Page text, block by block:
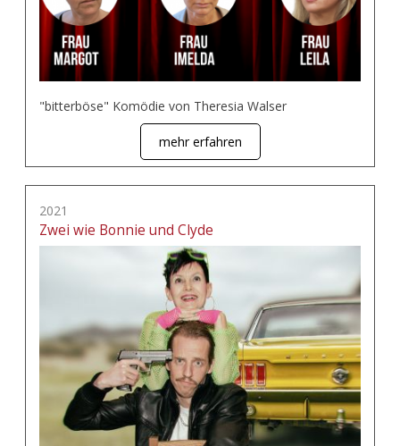
"bitterböse" Komödie von Theresia Walser
mehr erfahren
2021
Zwei wie Bonnie und Clyde